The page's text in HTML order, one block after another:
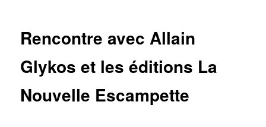
Rencontre avec Allain
Glykos et les éditions La
Nouvelle Escampette